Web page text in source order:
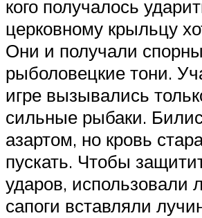
кого получалось
церковному крыльцу
Они и получали
рыболовецкие тони.
игре вызывались
сильные рыбаки.
азартом, но кровь
пускать. Чтобы
ударов,
сапоги вставляли